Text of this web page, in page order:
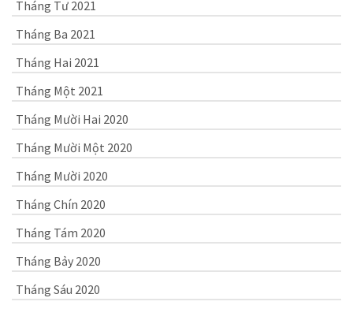
Tháng Tư 2021
Tháng Ba 2021
Tháng Hai 2021
Tháng Một 2021
Tháng Mười Hai 2020
Tháng Mười Một 2020
Tháng Mười 2020
Tháng Chín 2020
Tháng Tám 2020
Tháng Bảy 2020
Tháng Sáu 2020